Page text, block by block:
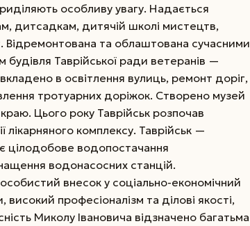
особливу увагу. Надається
дитсадкам, дитячій школі мистецтв,
Відремонтована та облаштована сучасними
Таврійської ради ветеранів —
в освітлення вулиць, ремонт доріг,
тротуарних доріжок. Створено музей
краю. ­Цього року Таврійськ розпочав
комплексу. Таврійськ —
цілодобове водопостачання
водонасосних станцій.
внесок у соціально-економічний
професіоналізм та ділові якості,
Миколу Івановича відзначено багатьма